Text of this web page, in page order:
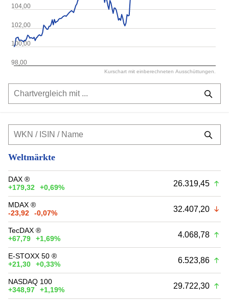
98,00
100,00
102,00
104,00
Kurschart mit einberechneten Ausschüttungen.
Weltmärkte
DAX ®
+179,32
+0,69% 26.319,45
MDAX ®
-23,92
-0,07% 32.407,20
TecDAX ®
+67,79
+1,69% 4.068,78
E-STOXX 50 ®
+21,30
+0,33% 6.523,86
NASDAQ 100
+348,97
+1,19% 29.722,30